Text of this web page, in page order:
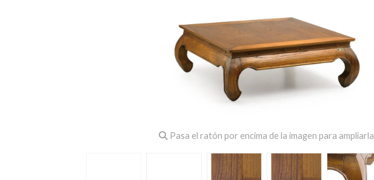
Pasa el ratón por encima de la imagen para ampliarla